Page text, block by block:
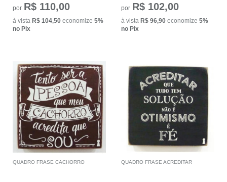
por R$ 110,00
à vista R$ 104,50 economize 5%
no Pix
por R$ 102,00
à vista R$ 96,90 economize 5%
no Pix
QUADRO FRASE CACHORRO QUADRO FRASE ACREDITAR